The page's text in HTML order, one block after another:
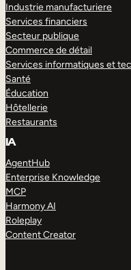
Industrie manufacturiere
Services financiers
Secteur publique
Commerce de détail
Services informatiques et
Santé
Éducation
Hôtellerie
Restaurants
IA
AgentHub
Enterprise Knowledge
MCP
Harmony AI
Roleplay
Content Creator